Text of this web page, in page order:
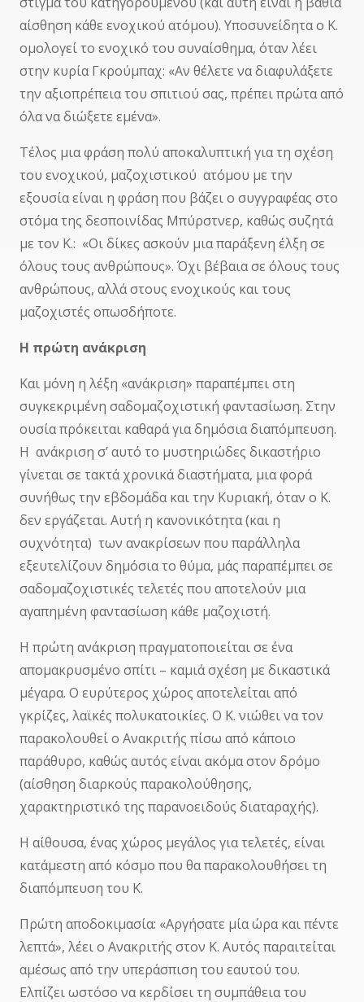
αίσθηση κάθε ενοχικού ατόμου). Υποσυνείδητα ο Κ.
ομολογεί το ενοχικό του συναίσθημα, όταν λέει
στην κυρία Γκρούμπαχ: «Αν θέλετε να διαφυλάξετε
την αξιοπρέπεια του σπιτιού σας, πρέπει πρώτα από
όλα να διώξετε εμένα».
Τέλος μια φράση πολύ αποκαλυπτική για τη σχέση
του ενοχικού, μαζοχιστικού ατόμου με την
εξουσία είναι η φράση που βάζει ο συγγραφέας στο
στόμα της δεσποινίδας Μπύρστνερ, καθώς συζητά
με τον Κ.: «Οι δίκες ασκούν μια παράξενη έλξη σε
όλους τους ανθρώπους». Όχι βέβαια σε όλους τους
ανθρώπους, αλλά στους ενοχικούς και τους
μαζοχιστές οπωσδήποτε.
Η πρώτη ανάκριση
Και μόνη η λέξη «ανάκριση» παραπέμπει στη
συγκεκριμένη σαδομαζοχιστική φαντασίωση. Στην
ουσία πρόκειται καθαρά για δημόσια διαπόμπευση.
Η ανάκριση σ’ αυτό το μυστηριώδες δικαστήριο
γίνεται σε τακτά χρονικά διαστήματα, μια φορά
συνήθως την εβδομάδα και την Κυριακή, όταν ο Κ.
δεν εργάζεται. Αυτή η κανονικότητα (και η
συχνότητα) των ανακρίσεων που παράλληλα
εξευτελίζουν δημόσια το θύμα, μάς παραπέμπει σε
σαδομαζοχιστικές τελετές που αποτελούν μια
αγαπημένη φαντασίωση κάθε μαζοχιστή.
Η πρώτη ανάκριση πραγματοποιείται σε ένα
απομακρυσμένο σπίτι – καμιά σχέση με δικαστικά
μέγαρα. Ο ευρύτερος χώρος αποτελείται από
γκρίζες, λαϊκές πολυκατοικίες. Ο Κ. νιώθει να τον
παρακολουθεί ο Ανακριτής πίσω από κάποιο
παράθυρο, καθώς αυτός είναι ακόμα στον δρόμο
(αίσθηση διαρκούς παρακολούθησης,
χαρακτηριστικό της παρανοειδούς διαταραχής).
Η αίθουσα, ένας χώρος μεγάλος για τελετές, είναι
κατάμεστη από κόσμο που θα παρακολουθήσει τη
διαπόμπευση του Κ.
Πρώτη αποδοκιμασία: «Αργήσατε μία ώρα και πέντε
λεπτά», λέει ο Ανακριτής στον Κ. Αυτός παραιτείται
αμέσως από την υπεράσπιση του εαυτού του.
Ελπίζει ωστόσο να κερδίσει τη συμπάθεια του